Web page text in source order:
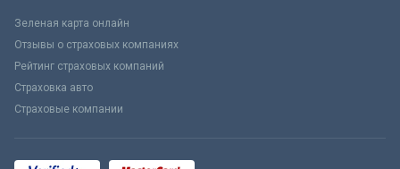
Зеленая карта онлайн
Отзывы о страховых компаниях
Рейтинг страховых компаний
Страховка авто
Страховые компании